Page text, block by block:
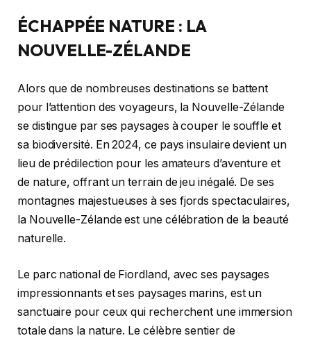
ÉCHAPPÉE NATURE : LA
NOUVELLE-ZÉLANDE
Alors que de nombreuses destinations se battent
pour l’attention des voyageurs, la Nouvelle-Zélande
se distingue par ses paysages à couper le souffle et
sa biodiversité. En 2024, ce pays insulaire devient un
lieu de prédilection pour les amateurs d’aventure et
de nature, offrant un terrain de jeu inégalé. De ses
montagnes majestueuses à ses fjords spectaculaires,
la Nouvelle-Zélande est une célébration de la beauté
naturelle.
Le parc national de Fiordland, avec ses paysages
impressionnants et ses paysages marins, est un
sanctuaire pour ceux qui recherchent une immersion
totale dans la nature. Le célèbre sentier de